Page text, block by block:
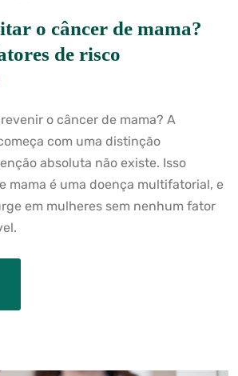
o câncer de mama?
de risco
o câncer de mama? A
com uma distinção
absoluta não existe. Isso
mama é uma doença multifatorial, e
em mulheres sem nenhum fator